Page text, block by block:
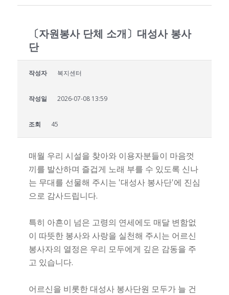
〔자원봉사 단체 소개〕대성사 봉사
단
작성자 복지센터
작성일 2026-07-08 13:59
조회 45
매월 우리 시설을 찾아와 이용자분들이 마음껏
끼를 발산하며 즐겁게 노래 부를 수 있도록 신나
는 무대를 선물해 주시는 '대성사 봉사단'에 진심
으로 감사드립니다.
특히 아흔이 넘은 고령의 연세에도 매달 변함없
이 따뜻한 봉사와 사랑을 실천해 주시는 어르신
봉사자의 열정은 우리 모두에게 깊은 감동을 주
고 있습니다.
어르신을 비롯한 대성사 봉사단원 모두가 늘 건